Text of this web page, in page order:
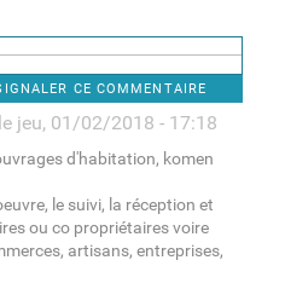
CE COMMENTAIRE
jeu, 01/02/2018 - 17:18
d'habitation, komen
le suivi, la réception et
ou co propriétaires voire
artisans, entreprises,